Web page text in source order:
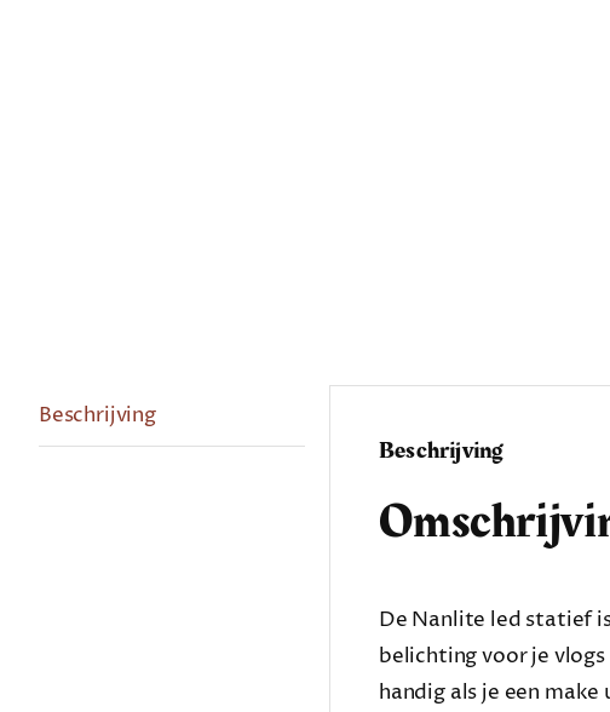
Beschrijving
Beschrijving
De Nanlite led statief
belichting voor je
handig als je een